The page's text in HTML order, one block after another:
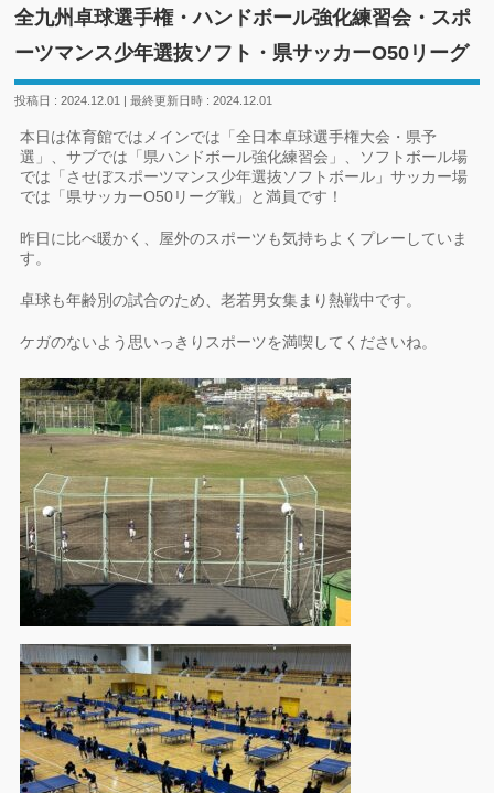
全九州卓球選手権・ハンドボール強化練習会・スポ
ーツマンス少年選抜ソフト・県サッカーO50リーグ
投稿日 : 2024.12.01 最終更新日時 : 2024.12.01
本日は体育館ではメインでは「全日本卓球選手権大会・県予
選」、サブでは「県ハンドボール強化練習会」、ソフトボール場
では「させぼスポーツマンス少年選抜ソフトボール」サッカー場
では「県サッカーO50リーグ戦」と満員です！
昨日に比べ暖かく、屋外のスポーツも気持ちよくプレーしていま
す。
卓球も年齢別の試合のため、老若男女集まり熱戦中です。
ケガのないよう思いっきりスポーツを満喫してくださいね。